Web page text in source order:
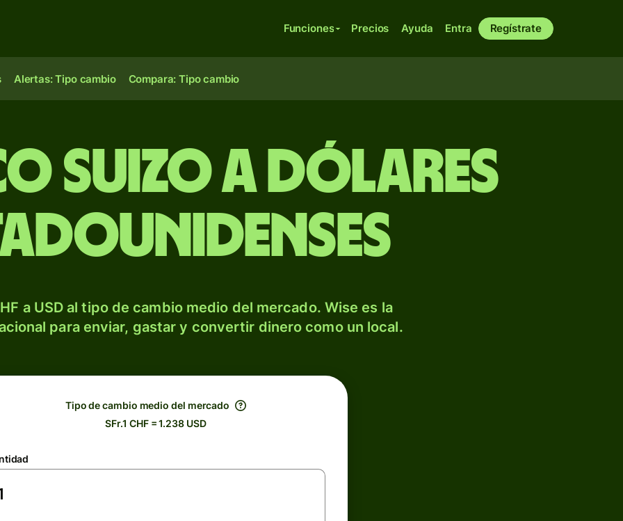
Funciones Precios Ayuda Entra Regístrate
Alertas: Tipo cambio Compara: Tipo cambio
suizo a dólares
a USD al tipo de cambio medio del mercado. Wise es la
para enviar, gastar y convertir dinero como un local.
Tipo de cambio medio del mercado
SFr.1 CHF = 1.238 USD